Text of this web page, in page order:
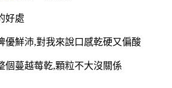
好處
優鮮沛,對我來說口感乾硬又偏酸
個蔓越莓乾,顆粒不大沒關係